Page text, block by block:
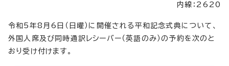
内線：2620
令和5年8月6日（日曜）に開催される平和記念式典について、
外国人席及び同時通訳レシーバー（英語のみ）の予約を次のと
おり受け付けます。